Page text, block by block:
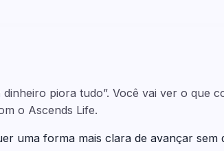
piora tudo”. Você vai ver o
o Ascends Life.
uma forma mais clara de avançar sem